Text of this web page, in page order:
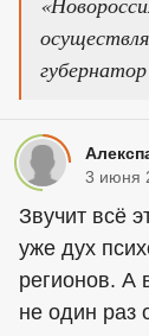
3 июня
Звучит всё
уже дух
регионов. А
не один раз